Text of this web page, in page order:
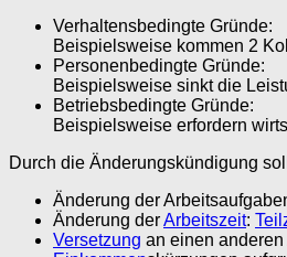
Verhaltensbedingte Gründe:
Beispielsweise kommen 2
Personenbedingte Gründe:
Beispielsweise sinkt die
Betriebsbedingte Gründe:
Beispielsweise erfordern
Durch die Änderungskündigung
Änderung der
Änderung derArbeitszeit:
Versetzung an einen